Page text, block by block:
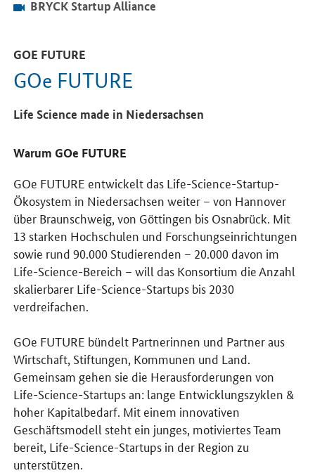
BRYCK Startup Alliance
GOE FUTURE
GOe FUTURE
Life Science made in Niedersachsen
Warum GOe FUTURE
GOe FUTURE entwickelt das Life-Science-Startup-
Ökosystem in Niedersachsen weiter – von Hannover
über Braunschweig, von Göttingen bis Osnabrück. Mit
13 starken Hochschulen und Forschungseinrichtungen
sowie rund 90.000 Studierenden – 20.000 davon im
Life-Science-Bereich – will das Konsortium die Anzahl
skalierbarer Life-Science-Startups bis 2030
verdreifachen.
GOe FUTURE bündelt Partnerinnen und Partner aus
Wirtschaft, Stiftungen, Kommunen und Land.
Gemeinsam gehen sie die Herausforderungen von
Life-Science-Startups an: lange Entwicklungszyklen &
hoher Kapitalbedarf. Mit einem innovativen
Geschäftsmodell steht ein junges, motiviertes Team
bereit, Life-Science-Startups in der Region zu
unterstützen.